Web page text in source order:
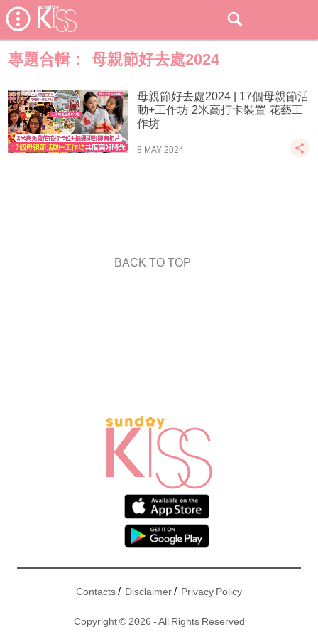
專題合輯： 母親節好去處2024
母親節好去處2024 | 17個母親節活
動+工作坊 2米高打卡裝置 花藝工
作坊
8 MAY 2024
BACK TO TOP
Contacts/ Disclaimer/ Privacy Policy
Copyright © 2026 - All Rights Reserved